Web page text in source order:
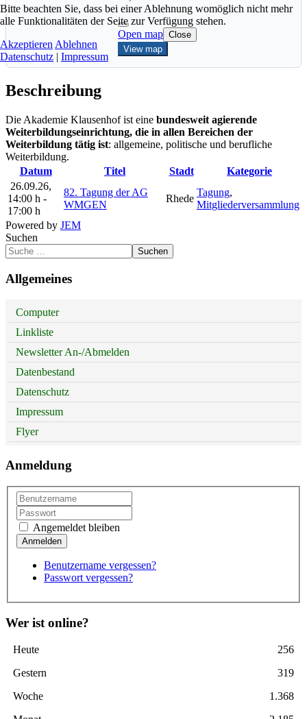
Open map Close
View map
Beschreibung
Die Akademie Klausenhof ist eine bundesweit agierende
Weiterbildungseinrichtung, die in allen Bereichen der
Weiterbildung tätig ist: allgemeine, politische und berufliche
Weiterbildung.
Datum
Titel Stadt
Kategorie
26.09.26,
14:00 h -
17:00 h
82. Tagung der AG
WMGEN
Rhede
Tagung,
Mitgliederversammlung
Powered by JEM
Suchen
Suchen
Allgemeines
Computer
Linkliste
Newsletter An-/Abmelden
Datenbestand
Datenschutz
Impressum
Flyer
Anmeldung
Angemeldet bleiben
Benutzername vergessen?
Passwort vergessen?
Wer ist online?
Heute
256
Gestern
319
Woche
1.368
Bitte beachten Sie, dass bei einer Ablehnung womöglich nicht mehr
alle Funktionalitäten der Seite zur Verfügung stehen.
Akzeptieren Ablehnen
Datenschutz | Impressum